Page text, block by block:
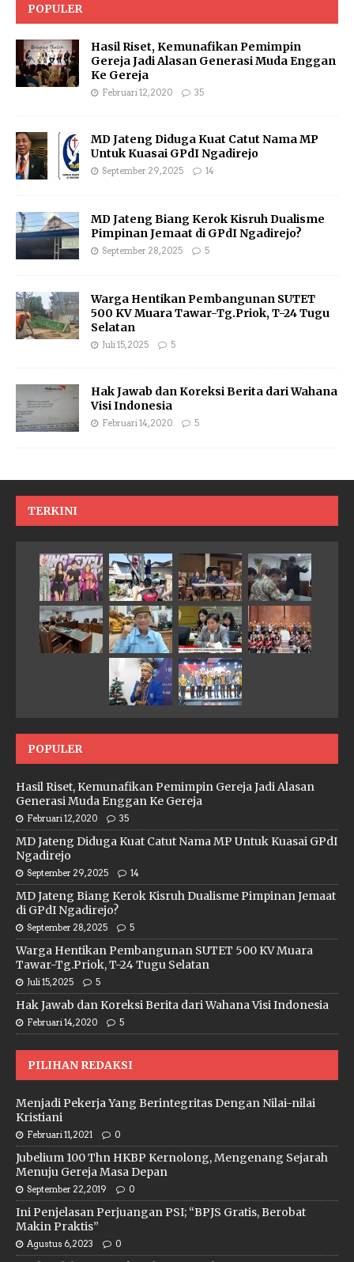
POPULER
Hasil Riset, Kemunafikan Pemimpin
Gereja Jadi Alasan Generasi Muda Enggan
Ke Gereja
Februari 12, 2020 35
MD Jateng Diduga Kuat Catut Nama MP
Untuk Kuasai GPdI Ngadirejo
September 29, 2025 14
MD Jateng Biang Kerok Kisruh Dualisme
Pimpinan Jemaat di GPdI Ngadirejo?
September 28, 2025 5
Warga Hentikan Pembangunan SUTET
500 KV Muara Tawar-Tg.Priok, T-24 Tugu
Selatan
Juli 15, 2025 5
Hak Jawab dan Koreksi Berita dari Wahana
Visi Indonesia
Februari 14, 2020 5
TERKINI
POPULER
Hasil Riset, Kemunafikan Pemimpin Gereja Jadi Alasan
Generasi Muda Enggan Ke Gereja
Februari 12, 2020 35
MD Jateng Diduga Kuat Catut Nama MP Untuk Kuasai GPdI
Ngadirejo
September 29, 2025 14
MD Jateng Biang Kerok Kisruh Dualisme Pimpinan Jemaat
di GPdI Ngadirejo?
September 28, 2025 5
Warga Hentikan Pembangunan SUTET 500 KV Muara
Tawar-Tg.Priok, T-24 Tugu Selatan
Juli 15, 2025 5
Hak Jawab dan Koreksi Berita dari Wahana Visi Indonesia
Februari 14, 2020 5
PILIHAN REDAKSI
Menjadi Pekerja Yang Berintegritas Dengan Nilai-nilai
Kristiani
Februari 11, 2021 0
Jubelium 100 Thn HKBP Kernolong, Mengenang Sejarah
Menuju Gereja Masa Depan
September 22, 2019 0
Ini Penjelasan Perjuangan PSI; “BPJS Gratis, Berobat
Makin Praktis”
Agustus 6, 2023 0